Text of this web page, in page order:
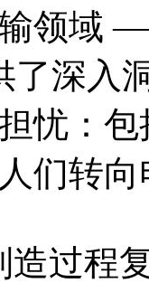
领域
深入
忧：
们转
造过程